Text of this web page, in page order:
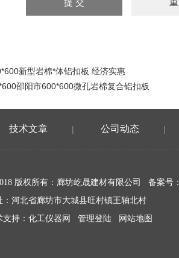
新型岩棉*体铝扣板 经济实惠
邵阳市600*600微孔岩棉复合铝扣板
技术文章 | 公司动态 |
版权所有：廊坊屹晟建材有限公司 备案号：
：河北省廊坊市大城县旺村镇王轴北村
持： 化工仪器网 管理登陆 网站地图